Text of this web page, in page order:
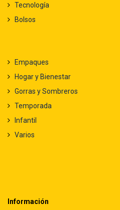
Tecnología
Bolsos
Empaques
Hogar y Bienestar
Gorras y Sombreros
Temporada
Infantil
Varios
Información